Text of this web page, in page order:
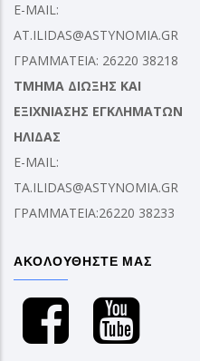
E-MAIL:
AT.ILIDAS@ASTYNOMIA.GR
ΓΡΑΜΜΑΤΕΙΑ: 26220 38218
ΤΜΗΜΑ ΔΙΩΞΗΣ ΚΑΙ
ΕΞΙΧΝΙΑΣΗΣ ΕΓΚΛΗΜΑΤΩΝ
ΗΛΙΔΑΣ
E-MAIL:
TA.ILIDAS@ASTYNOMIA.GR
ΓΡΑΜΜΑΤΕΙΑ:26220 38233
ΑΚΟΛΟΥΘΗΣΤΕ ΜΑΣ